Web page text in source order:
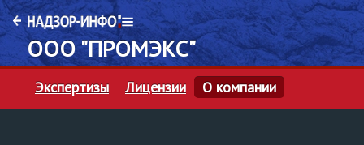
ООО "ПРОМЭКС"
Экспертизы Лицензии О компании